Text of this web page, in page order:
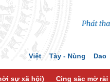
Việt Tày - Nùng Dao
sự xã hội) Cing săc mờ